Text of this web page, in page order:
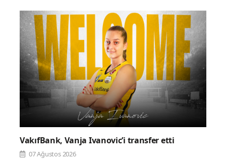
VakıfBank, Vanja Ivanovic’i transfer etti
07 Ağustos 2026